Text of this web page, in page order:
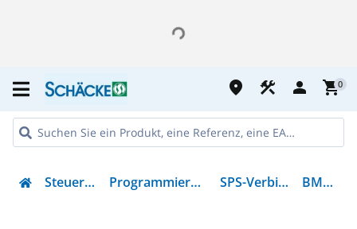
place construction person shopping_cart0
Steuern & Regeln Programmierbare Steuerungen SPS-Verbindungskabel BMXFTW301